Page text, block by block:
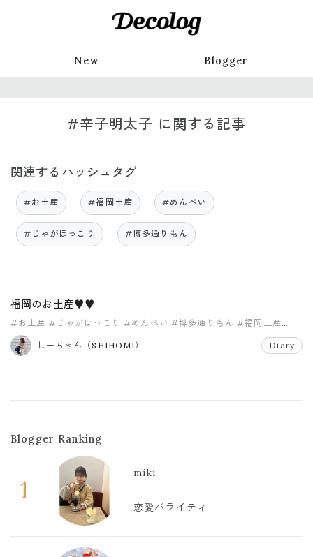
New Blogger
#辛子明太子 に関する記事
関連するハッシュタグ
#お土産 #福岡土産 #めんべい
#じゃがほっこり #博多通りもん
福岡のお土産♥️♥️
#お土産 #じゃがほっこり #めんべい #博多通りもん #福岡土産
#辛子明太子
しーちゃん（SHIHOMI）
Diary
Blogger Ranking
1
miki
恋愛バライティー